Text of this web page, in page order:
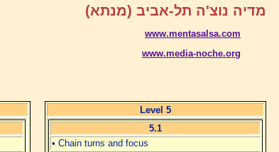
מדיה נוצ'ה תל-אביב (מנתא)
www.mentasalsa.com
www.media-noche.org
Level 5
5.1
• Chain turns and focus